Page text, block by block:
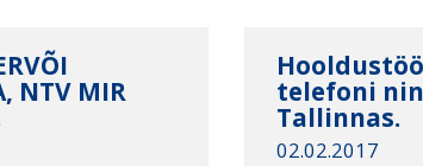
NTV MIR telefoni
Tallinnas.
02.02.2017